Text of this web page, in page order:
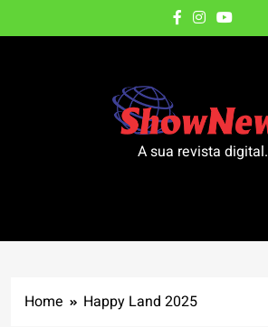
to
A sua revista digital.
Home Happy Land 2025